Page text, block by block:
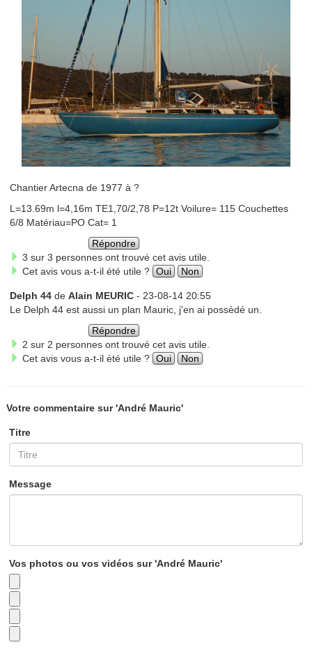
Chantier Artecna de 1977 à ?
L=13.69m l=4,16m TE1,70/2,78 P=12t Voilure= 115 Couchettes
6/8 Matériau=PO Cat= 1
Répondre
3 sur 3 personnes ont trouvé cet avis utile.
Cet avis vous a-t-il été utile ? Oui Non
Delph 44de Alain MEURIC- 23-08-14 20:55
Le Delph 44 est aussi un plan Mauric, j'en ai possèdé un.
Répondre
2 sur 2 personnes ont trouvé cet avis utile.
Cet avis vous a-t-il été utile ? Oui Non
Votre commentaire sur 'André Mauric'
Titre
Message
Vos photos ou vos vidéos sur 'André Mauric'